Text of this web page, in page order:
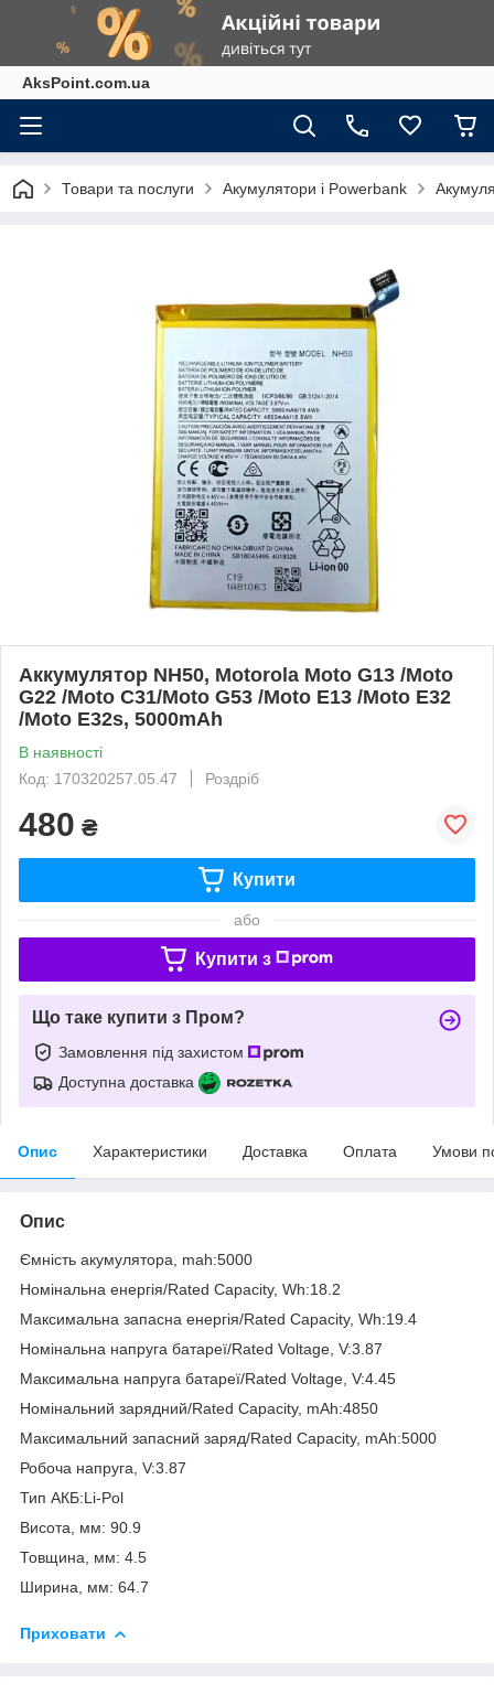
AksPoint.com.ua
Товари та послуги Акумулятори і Powerbank
Аккумулятор NH50, Motorola Moto G13 /Moto
G22 /Moto C31/Moto G53 /Moto E13 /Moto E32
/Moto E32s, 5000mAh
В наявності
Код: 170320257.05.47
Роздріб
480 ₴
Купити
або
Купити з
Що таке купити з Пром?
Замовлення під захистом
Доступна доставка
Опис Характеристики Доставка Оплата Умови
Опис
Ємність акумулятора, mah:5000
Номінальна енергія/Rated Capacity, Wh:18.2
Максимальна запасна енергія/Rated Capacity, Wh:19.4
Номінальна напруга батареї/Rated Voltage, V:3.87
Максимальна напруга батареї/Rated Voltage, V:4.45
Номінальний зарядний/Rated Capacity, mAh:4850
Максимальний запасний заряд/Rated Capacity, mAh:5000
Робоча напруга, V:3.87
Тип АКБ:Li-Pol
Висота, мм: 90.9
Товщина, мм: 4.5
Ширина, мм: 64.7
Приховати